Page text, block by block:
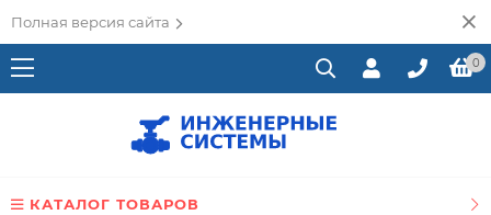
Полная версия сайта
0
КАТАЛОГ ТОВАРОВ